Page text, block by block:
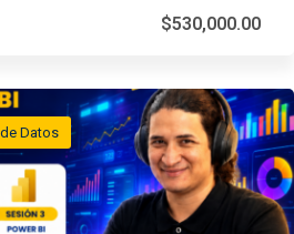
$530,000.00
Datos